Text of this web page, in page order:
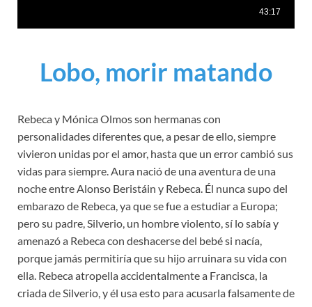
Lobo, morir matando
Rebeca y Mónica Olmos son hermanas con
personalidades diferentes que, a pesar de ello, siempre
vivieron unidas por el amor, hasta que un error cambió sus
vidas para siempre. Aura nació de una aventura de una
noche entre Alonso Beristáin y Rebeca. Él nunca supo del
embarazo de Rebeca, ya que se fue a estudiar a Europa;
pero su padre, Silverio, un hombre violento, sí lo sabía y
amenazó a Rebeca con deshacerse del bebé si nacía,
porque jamás permitiría que su hijo arruinara su vida con
ella. Rebeca atropella accidentalmente a Francisca, la
criada de Silverio, y él usa esto para acusarla falsamente de